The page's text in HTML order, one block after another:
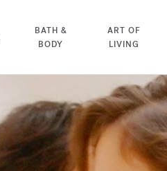
BATH &
BODY
ART OF
LIVING